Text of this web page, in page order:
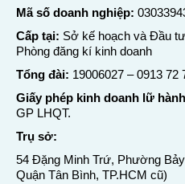
Mã số doanh nghiệp:
Cấp tại: Sở kế hoạch và Đầu
Phòng đăng kí kinh doanh
Tổng đài: 19006027 –0913 72
Giấy phép kinh doanh lữ
GP LHQT.
Trụ sở:
54 Đặng Minh Trứ, Phường
Quận Tân Bình, TP.HCM cũ)